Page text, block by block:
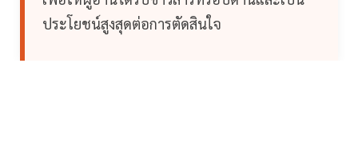
ประโยชน์สูงสุดต่อการตัดสินใจ